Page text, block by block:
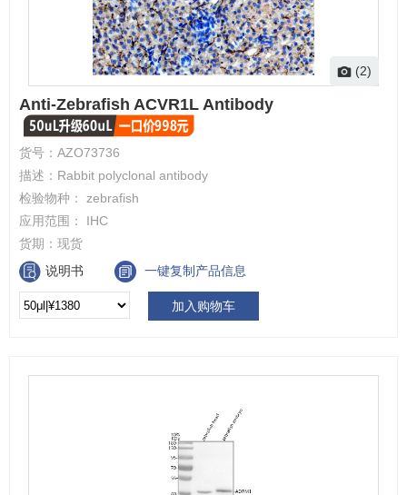
(2)
Anti-Zebrafish ACVR1L Antibody
货号： AZO73736
描述： Rabbit polyclonal antibody
检验物种： zebrafish
应用范围： IHC
货期： 现货
说明书
一键复制产品信息
加入购物车